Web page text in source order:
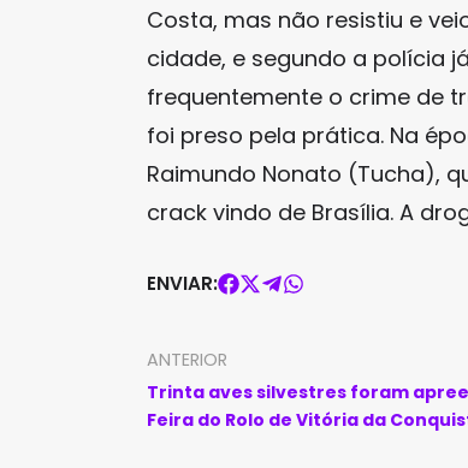
Costa, mas não resistiu e
cidade, e segundo a polícia
frequentemente o crime de
foi preso pela prática. Na
Raimundo Nonato (Tucha),
crack vindo de Brasília. A
ENVIAR:
ANTERIOR
Trinta aves silvestres foram
Feira do Rolo de Vitória da